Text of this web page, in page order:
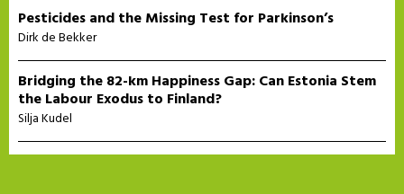
Pesticides and the Missing Test for Parkinson’s
Dirk de Bekker
Bridging the 82-km Happiness Gap: Can Estonia Stem
the Labour Exodus to Finland?
Silja Kudel